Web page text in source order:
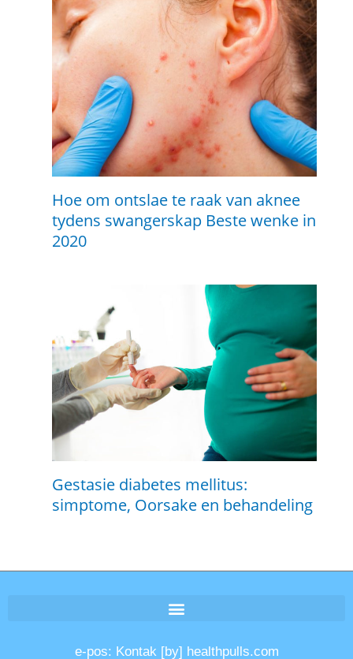
Hoe om ontslae te raak van aknee
tydens swangerskap Beste wenke in
2020
Gestasie diabetes mellitus:
simptome, Oorsake en behandeling
e-pos: Kontak [by] healthpulls.com